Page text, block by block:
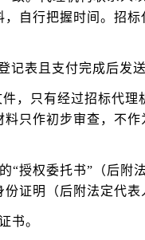
自行把握时间。招标
记表且支付完成后发送
，只有经过招标代理
只作初步审查，不
“授权委托书”（后附
证明（后附法定代表
书。